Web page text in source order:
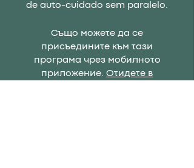
de auto-cuidado sem paralelo.
Също можете да се
присъедините към тази
програма чрез мобилното
приложение. Отидете в